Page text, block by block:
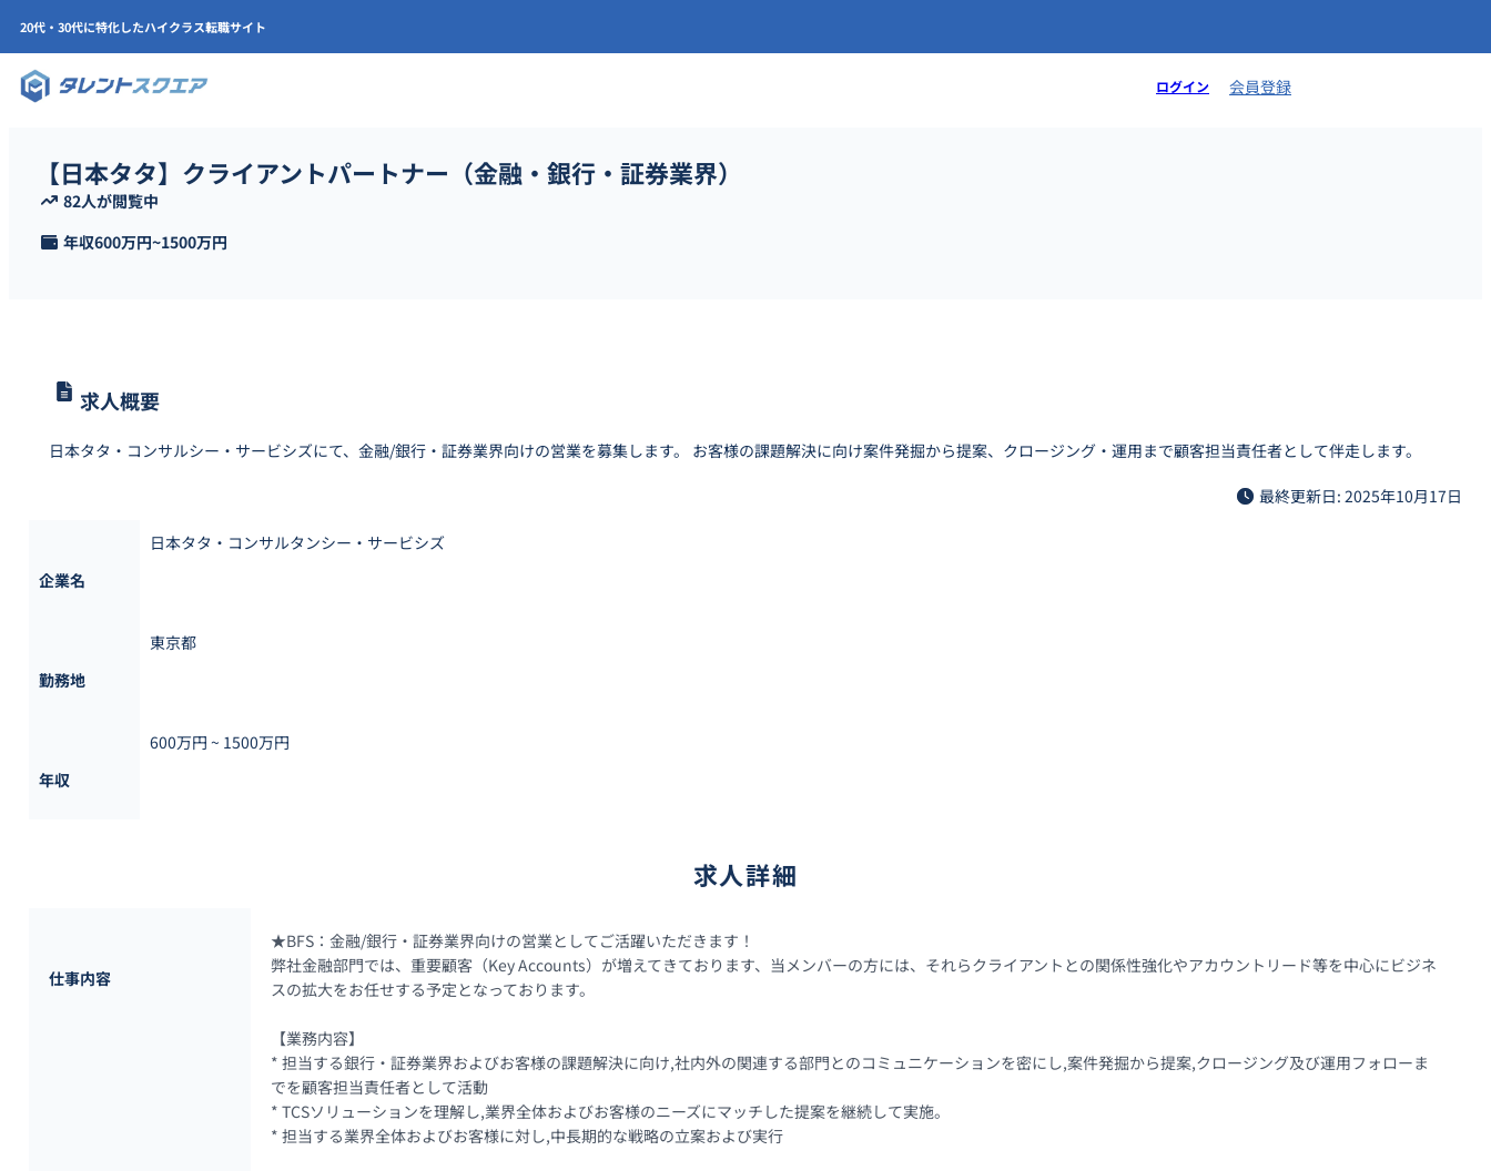
20代・30代に特化したハイクラス転職サイト
ログイン 会員登録
【日本タタ】クライアントパートナー（金融・銀行・証券業界）
82人が閲覧中
年収600万円~1500万円
求人概要
日本タタ・コンサルシー・サービシズにて、金融/銀行・証券業界向けの営業を募集します。 お客様の課題解決に向け案件発掘から提案、クロージング・運用まで顧客担当責任者として伴走します。
最終更新日: 2025年10月17日
企業名
日本タタ・コンサルタンシー・サービシズ
勤務地
東京都
年収
600万円 ~ 1500万円
求人詳細
仕事内容
★BFS：金融/銀行・証券業界向けの営業としてご活躍いただきます！
弊社金融部門では、重要顧客（Key Accounts）が増えてきております、当メンバーの方には、それらクライアントとの関係性強化やアカウントリード等を中心にビジネ
スの拡大をお任せする予定となっております。
【業務内容】
* 担当する銀行・証券業界およびお客様の課題解決に向け,社内外の関連する部門とのコミュニケーションを密にし,案件発掘から提案,クロージング及び運用フォローま
でを顧客担当責任者として活動
* TCSソリューションを理解し,業界全体およびお客様のニーズにマッチした提案を継続して実施。
* 担当する業界全体およびお客様に対し,中長期的な戦略の立案および実行